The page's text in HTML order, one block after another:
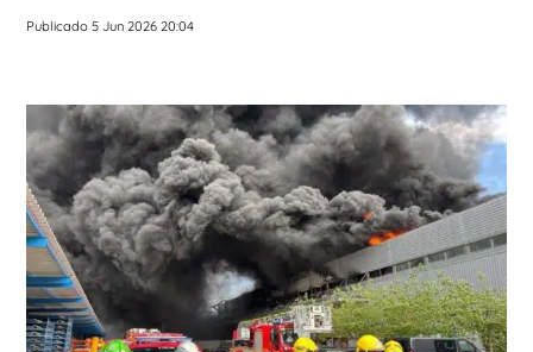
Publicado 5 Jun 2026 20:04